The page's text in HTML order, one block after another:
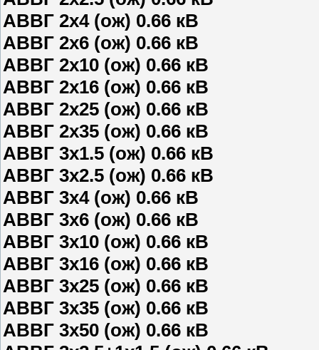
АВВГ 2х4 (ож) 0.66 кВ
АВВГ 2х6 (ож) 0.66 кВ
АВВГ 2х10 (ож) 0.66 кВ
АВВГ 2х16 (ож) 0.66 кВ
АВВГ 2х25 (ож) 0.66 кВ
АВВГ 2х35 (ож) 0.66 кВ
АВВГ 3х1.5 (ож) 0.66 кВ
АВВГ 3х2.5 (ож) 0.66 кВ
АВВГ 3х4 (ож) 0.66 кВ
АВВГ 3х6 (ож) 0.66 кВ
АВВГ 3х10 (ож) 0.66 кВ
АВВГ 3х16 (ож) 0.66 кВ
АВВГ 3х25 (ож) 0.66 кВ
АВВГ 3х35 (ож) 0.66 кВ
АВВГ 3х50 (ож) 0.66 кВ